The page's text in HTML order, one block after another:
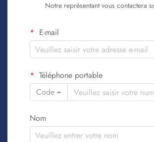
Notre représentant vous contactera
E-mail
Téléphone portable
Code
Nom